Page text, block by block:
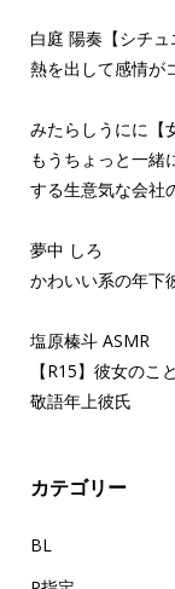
白庭 陽奏【シチュ
熱を出して感情が
みたらしうにに【
もうちょっと一緒
する生意気な会社
夢中 しろ
かわいい系の年下
塩原榛斗 ASMR
【R15】彼女のこ
敬語年上彼氏
カテゴリー
BL